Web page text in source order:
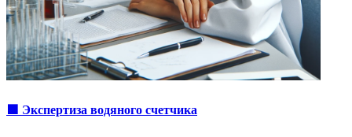
🟩 Экспертиза водяного счетчика